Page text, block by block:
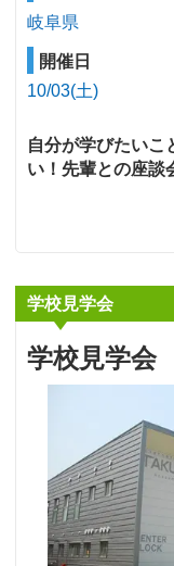
岐阜県
開催日
10/03(土)
自分が学びたいこ
い！先輩との座談
学校見学会
学校見学会